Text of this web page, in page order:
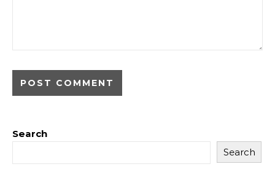
Search
Search